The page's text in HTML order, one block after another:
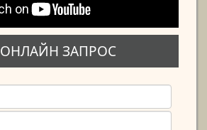
ОНЛАЙН ЗАПРОС